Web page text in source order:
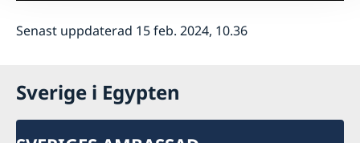
Senast uppdaterad 15 feb. 2024, 10.36
Sverige i Egypten